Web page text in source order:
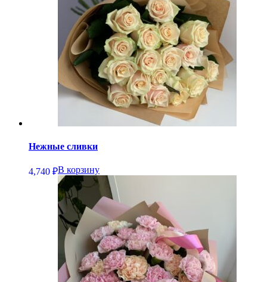
Нежные сливки
4,740 ₽В корзину